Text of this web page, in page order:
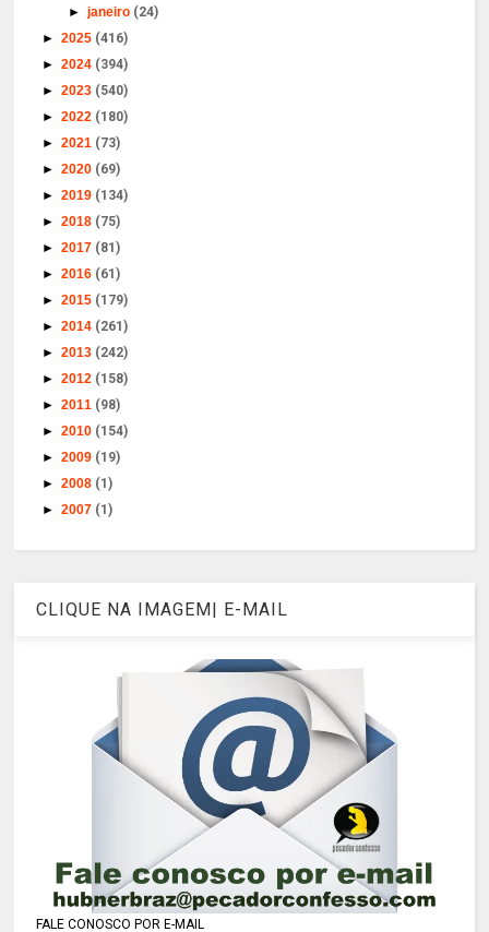
►janeiro (24)
►2025 (416)
►2024 (394)
►2023 (540)
►2022 (180)
►2021 (73)
►2020 (69)
►2019 (134)
►2018 (75)
►2017 (81)
►2016 (61)
►2015 (179)
►2014 (261)
►2013 (242)
►2012 (158)
►2011 (98)
►2010 (154)
►2009 (19)
►2008 (1)
►2007 (1)
CLIQUE NA IMAGEM| E-MAIL
FALE CONOSCO POR E-MAIL